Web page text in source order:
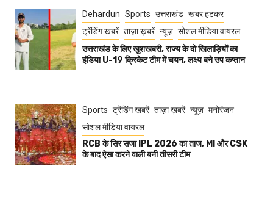
Dehardun Sports उत्तराखंड खबर हटकर
ट्रेंडिंग खबरें ताज़ा ख़बरें न्यूज़ सोशल मीडिया वायरल
उत्तराखंड के लिए खुशखबरी, राज्य के दो खिलाड़ियों का
इंडिया U-19 क्रिकेट टीम में चयन, लक्ष्य बने उप कप्तान
Sports ट्रेंडिंग खबरें ताज़ा ख़बरें न्यूज़ मनोरंजन
सोशल मीडिया वायरल
RCB के सिर सजा IPL 2026 का ताज, MI और CSK
के बाद ऐसा करने वाली बनी तीसरी टीम